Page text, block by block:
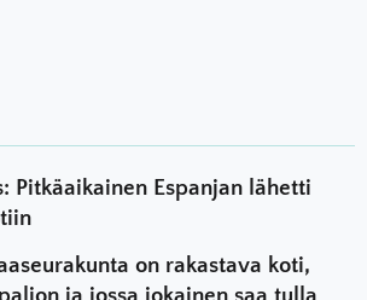
Pitkäaikainen Espanjan lähetti
on rakastava koti,